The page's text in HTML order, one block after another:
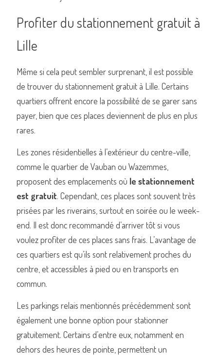
Profiter du stationnement gratuit à
Lille
Même si cela peut sembler surprenant, il est possible
de trouver du stationnement gratuit à Lille. Certains
quartiers offrent encore la possibilité de se garer sans
payer, bien que ces places deviennent de plus en plus
rares.
Les zones résidentielles à l’extérieur du centre-ville,
comme le quartier de Vauban ou Wazemmes,
proposent des emplacements où le stationnement
est gratuit. Cependant, ces places sont souvent très
prisées par les riverains, surtout en soirée ou le week-
end. Il est donc recommandé d’arriver tôt si vous
voulez profiter de ces places sans frais. L’avantage de
ces quartiers est qu’ils sont relativement proches du
centre, et accessibles à pied ou en transports en
commun.
Les parkings relais mentionnés précédemment sont
également une bonne option pour stationner
gratuitement. Certains d’entre eux, notamment en
dehors des heures de pointe, permettent un